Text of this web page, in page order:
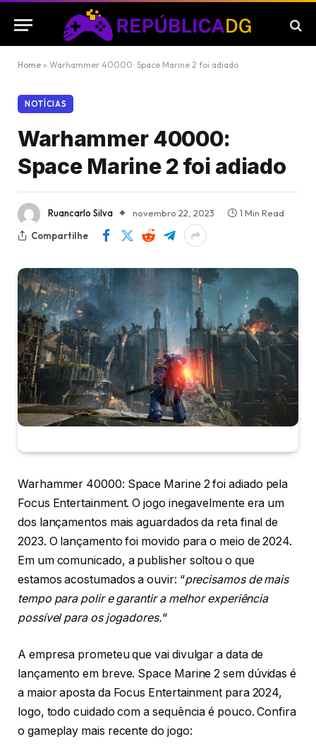
Home » Warhammer 40000: Space Marine 2 foi adiado
NOTÍCIAS
Warhammer 40000:
Space Marine 2 foi adiado
Ruancarlo Silva novembro 22, 2023
1 Min Read
Compartilhe
Warhammer 40000: Space Marine 2 foi adiado pela
Focus Entertainment. O jogo inegavelmente era um
dos lançamentos mais aguardados da reta final de
2023. O lançamento foi movido para o meio de 2024.
Em um comunicado, a publisher soltou o que
estamos acostumados a ouvir: “precisamos de mais
tempo para polir e garantir a melhor experiência
possível para os jogadores.“
A empresa prometeu que vai divulgar a data de
lançamento em breve. Space Marine 2 sem dúvidas é
a maior aposta da Focus Entertainment para 2024,
logo, todo cuidado com a sequência é pouco. Confira
o gameplay mais recente do jogo: